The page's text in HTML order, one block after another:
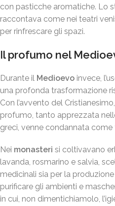
con pasticche aromatiche. Lo
raccontava come nei teatri
per rinfrescare gli spazi.
Il profumo nel
Durante il Medioevo invece,
una profonda trasformazione
Con l’avvento del
profumo, tanto apprezzata
greci, venne condannata come
Nei monasteri si coltivavano
lavanda, rosmarino e salvia,
medicinali sia per la
purificare gli ambienti e
in cui, non dimentichiamolo,